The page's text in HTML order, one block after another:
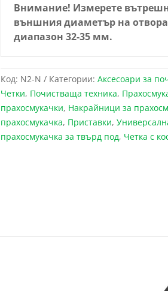
Внимание! Измерете
външния диаметър на отвора
диапазон 32-35 мм.
Код: N2-N Категории: Аксесоари за
Четки, Почистваща техника,
прахосмукачки, Накрайници за
прахосмукачка, Приставки,
прахосмукачка за твърд под, Четка с